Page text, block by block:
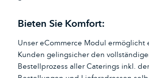
Bieten Sie Komfort:
Unser eCommerce Modul ermöglicht
Kunden gelingsicher den
Bestellprozess aller Caterings inkl.